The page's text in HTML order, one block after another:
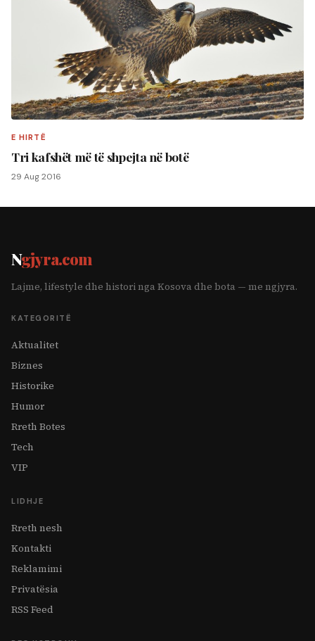
E HIRTË
Tri kafshët më të shpejta në botë
29 Aug 2016
Ngjyra.com
Lajme, lifestyle dhe histori nga Kosova dhe bota — me ngjyra.
KATEGORITË
Aktualitet
Biznes
Historike
Humor
Rreth Botes
Tech
VIP
LIDHJE
Rreth nesh
Kontakti
Reklamimi
Privatësia
RSS Feed